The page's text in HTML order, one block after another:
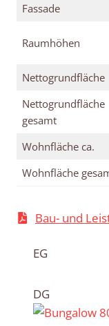
Fassade
Raumhöhen
Nettogrundfläche
Nettogrundfläche
gesamt
Wohnfläche ca.
Wohnfläche
Bau- und
EG
DG